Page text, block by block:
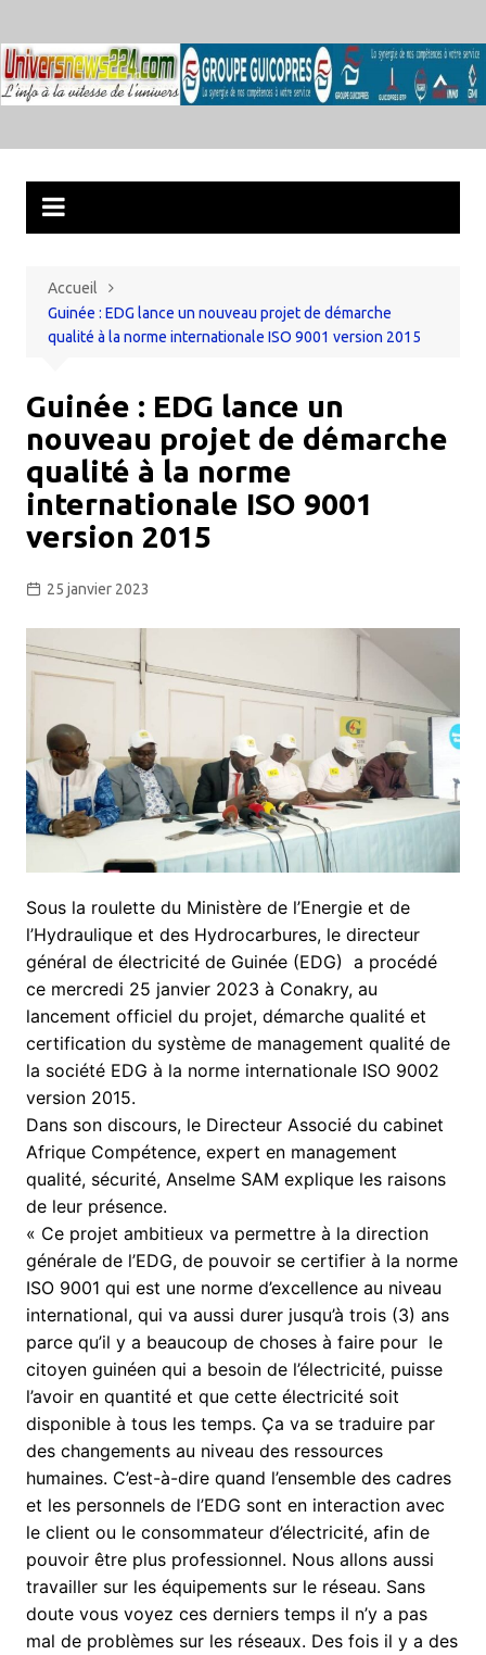
au
contenu
Accueil
Guinée : EDG lance un nouveau projet de démarche
qualité à la norme internationale ISO 9001 version 2015
Guinée : EDG lance un
nouveau projet de démarche
qualité à la norme
internationale ISO 9001
version 2015
25 janvier 2023
Sous la roulette du Ministère de l’Energie et de
l’Hydraulique et des Hydrocarbures, le directeur
général de électricité de Guinée (EDG) a procédé
ce mercredi 25 janvier 2023 à Conakry, au
lancement officiel du projet, démarche qualité et
certification du système de management qualité de
la société EDG à la norme internationale ISO 9002
version 2015.
Dans son discours, le Directeur Associé du cabinet
Afrique Compétence, expert en management
qualité, sécurité, Anselme SAM explique les raisons
de leur présence.
« Ce projet ambitieux va permettre à la direction
générale de l’EDG, de pouvoir se certifier à la norme
ISO 9001 qui est une norme d’excellence au niveau
international, qui va aussi durer jusqu’à trois (3) ans
parce qu’il y a beaucoup de choses à faire pour le
citoyen guinéen qui a besoin de l’électricité, puisse
l’avoir en quantité et que cette électricité soit
disponible à tous les temps. Ça va se traduire par
des changements au niveau des ressources
humaines. C’est-à-dire quand l’ensemble des cadres
et les personnels de l’EDG sont en interaction avec
le client ou le consommateur d’électricité, afin de
pouvoir être plus professionnel. Nous allons aussi
travailler sur les équipements sur le réseau. Sans
doute vous voyez ces derniers temps il n’y a pas
mal de problèmes sur les réseaux. Des fois il y a des